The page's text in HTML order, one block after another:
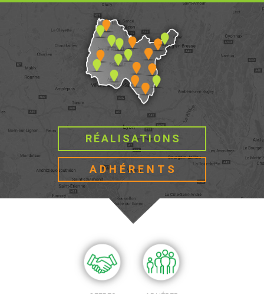
RÉALISATIONS
ADHÉRENTS